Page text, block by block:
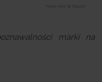
marki na